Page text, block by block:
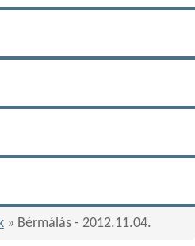
» Bérmálás - 2012.11.04.